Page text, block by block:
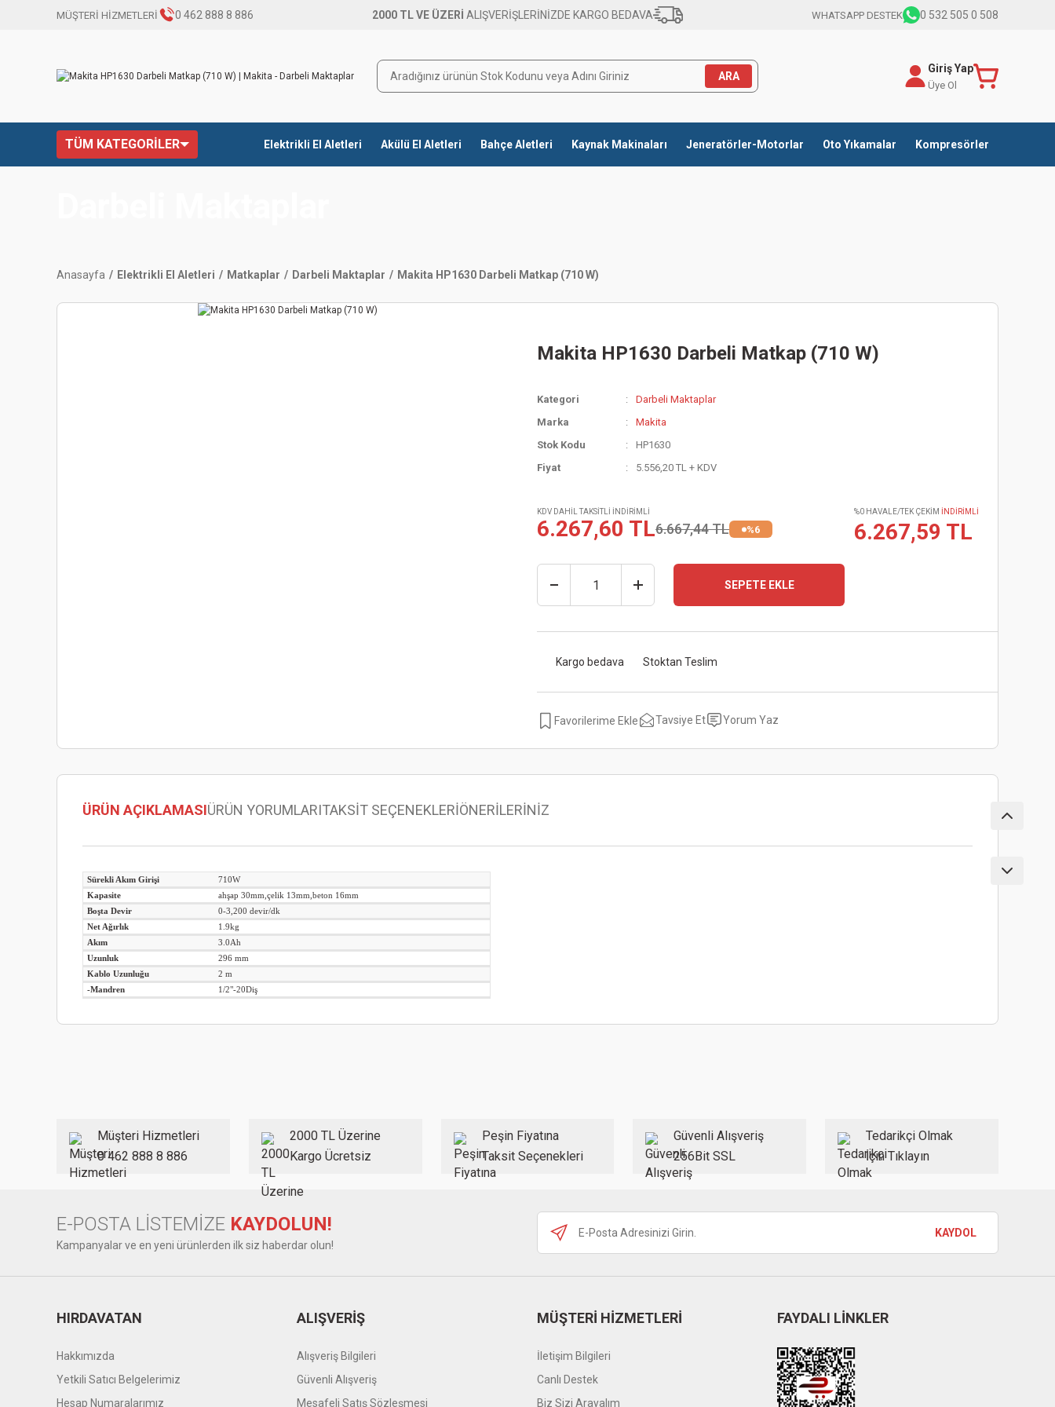
MÜŞTERİ HİZMETLERİ 0 462 888 8 886 2000 TL VE ÜZERİ ALIŞVERİŞLERİNİZDE KARGO BEDAVA WHATSAPP DESTEK 0 532 505 0 508
ARA
Giriş Yap
Üye Ol
TÜM KATEGORİLER Elektrikli El Aletleri Akülü El Aletleri Bahçe Aletleri Kaynak Makinaları Jeneratörler-Motorlar Oto Yıkamalar Kompresörler
Anasayfa Elektrikli El Aletleri Matkaplar Darbeli Maktaplar Makita HP1630 Darbeli Matkap (710 W)
Makita HP1630 Darbeli Matkap (710 W)
Kategori
Darbeli Maktaplar
Marka
Makita
Stok Kodu
HP1630
Fiyat
5.556,20 TL + KDV
KDV DAHİL TAKSİTLİ İNDİRİMLİ
6.267,60 TL6.667,44 TL %6
%0 HAVALE/TEK ÇEKİM İNDİRİMLİ
6.267,59 TL
SEPETE EKLE
Kargo bedava Stoktan Teslim
Tavsiye Et Yorum Yaz
ÜRÜN AÇIKLAMASIÜRÜN YORUMLARITAKSİT SEÇENEKLERİÖNERİLERİNİZ
Sürekli Akım Girişi
710W
Kapasite
ahşap 30mm,çelik 13mm,beton 16mm
Boşta Devir
0-3,200 devir/dk
Net Ağırlık
1.9kg
Akım
3.0Ah
Uzunluk
296 mm
Kablo Uzunluğu
2 m
-Mandren
1/2"-20Diş
Ürün bilgilerinde hatalar bulunuyor.
Ürün fiyatı diğer sitelerden daha pahalı.
Bu ürüne benzer farklı alternatifler olmalı.
Gönder
Müşteri Hizmetleri
0 462 888 8 886
2000 TL Üzerine
Kargo Ücretsiz
Peşin Fiyatına
Taksit Seçenekleri
Güvenli Alışveriş
256Bit SSL
Tedarikçi Olmak
İçin Tıklayın
E-POSTA LİSTEMİZE KAYDOLUN!
Kampanyalar ve en yeni ürünlerden ilk siz haberdar olun!
KAYDOL
HIRDAVATAN
Hakkımızda
Yetkili Satıcı Belgelerimiz
Hesap Numaralarımız
ALIŞVERİŞ
Alışveriş Bilgileri
Güvenli Alışveriş
Mesafeli Satış Sözleşmesi
MÜŞTERİ HİZMETLERİ
İletişim Bilgileri
Canlı Destek
Biz Sizi Arayalım
FAYDALI LİNKLER